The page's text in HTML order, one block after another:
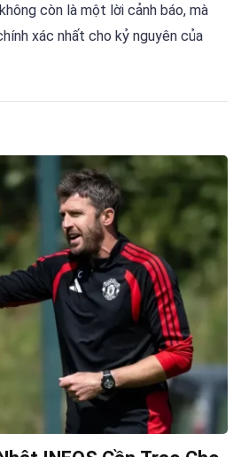
còn là một lời cảnh báo, mà
xác nhất cho kỷ nguyên của